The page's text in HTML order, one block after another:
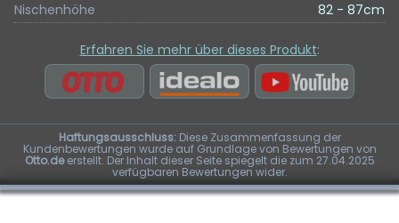
Nischenhöhe
82 - 87cm
Erfahren Sie mehr über dieses Produkt:
Haftungsausschluss:Diese Zusammenfassung der
Kundenbewertungen wurde auf Grundlage von Bewertungen von
Otto.deerstellt. Der Inhalt dieser Seite spiegelt die zum 27.04.2025
verfügbaren Bewertungen wider.